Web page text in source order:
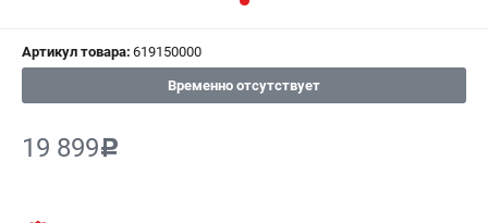
)
Артикул товара: 619150000
Временно отсутствует
19 899c